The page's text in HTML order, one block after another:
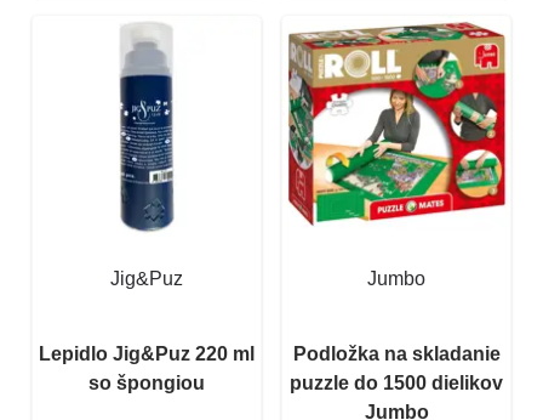
Jig&Puz
Lepidlo Jig&Puz 220 ml
so špongiou
Jumbo
Podložka na skladanie
puzzle do 1500 dielikov
Jumbo